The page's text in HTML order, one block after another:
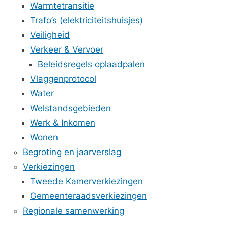
Warmtetransitie
Trafo’s (elektriciteitshuisjes)
Veiligheid
Verkeer & Vervoer
Beleidsregels oplaadpalen
Vlaggenprotocol
Water
Welstandsgebieden
Werk & Inkomen
Wonen
Begroting en jaarverslag
Verkiezingen
Tweede Kamerverkiezingen
Gemeenteraadsverkiezingen
Regionale samenwerking